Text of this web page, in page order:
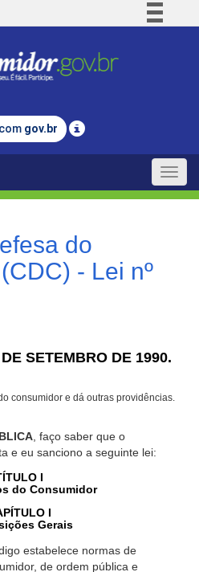
Comunica BR
Legislação
gov.br
Toggle
do
- Lei nº
SETEMBRO DE 1990.
consumidor e dá outras providências.
, faço saber que o
e eu sanciono a seguinte lei:
I
do Consumidor
I
Gerais
estabelece normas de
de ordem pública e